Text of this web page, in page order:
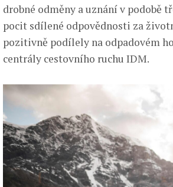
drobné odměny a uznání v podobě
pocit sdílené odpovědnosti za
pozitivně podílely na odpadovém
centrály cestovního ruchu IDM.